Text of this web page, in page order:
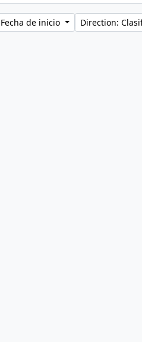
de inicio Direction: